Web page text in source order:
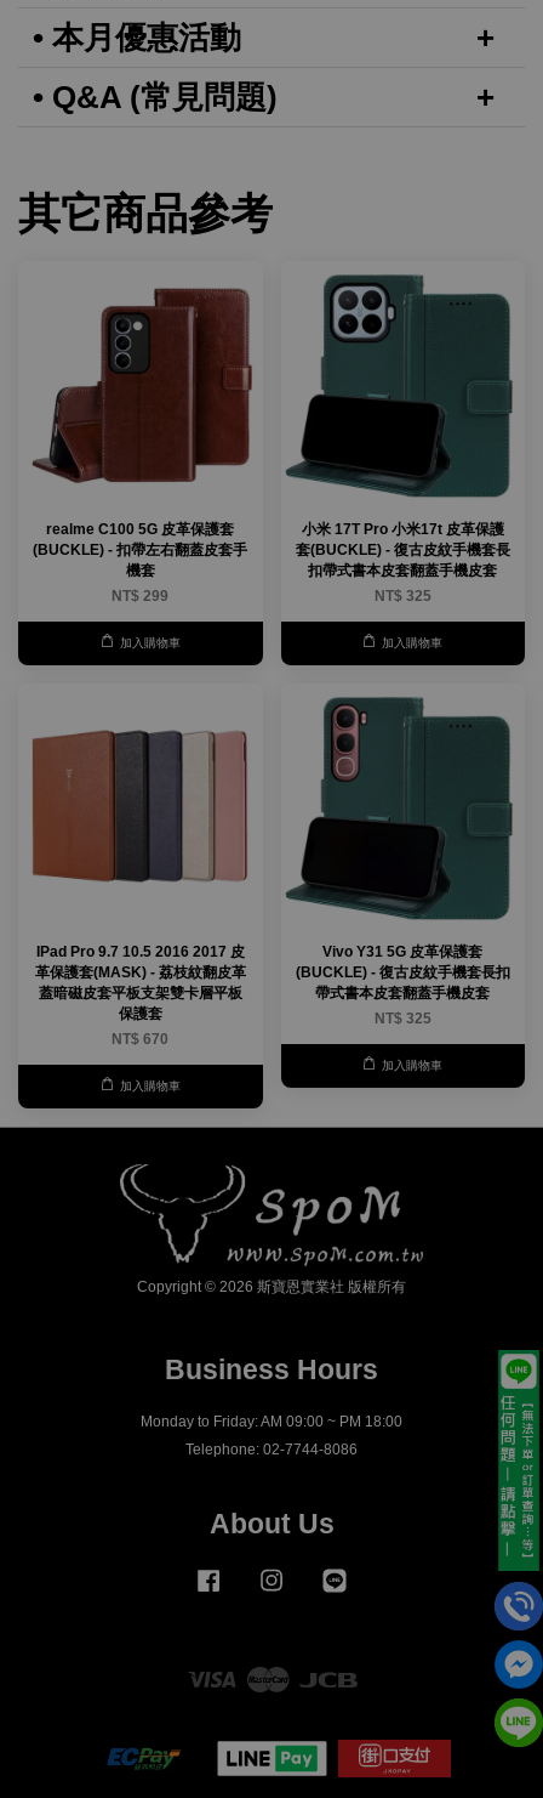
• 本月優惠活動
• Q&A (常見問題)
其它商品參考
realme C100 5G 皮革保護套
(BUCKLE) - 扣帶左右翻蓋皮套手
機套
NT$ 299
加入購物車
小米 17T Pro 小米17t 皮革保護
套(BUCKLE) - 復古皮紋手機套長
扣帶式書本皮套翻蓋手機皮套
NT$ 325
加入購物車
IPad Pro 9.7 10.5 2016 2017 皮
革保護套(MASK) - 荔枝紋翻皮革
蓋暗磁皮套平板支架雙卡層平板
保護套
NT$ 670
加入購物車
Vivo Y31 5G 皮革保護套
(BUCKLE) - 復古皮紋手機套長扣
帶式書本皮套翻蓋手機皮套
NT$ 325
加入購物車
Copyright © 2026 斯寶恩實業社 版權所有
Business Hours
Monday to Friday: AM 09:00 ~ PM 18:00
Telephone: 02-7744-8086
About Us
Facebook Instagram
Visa Master